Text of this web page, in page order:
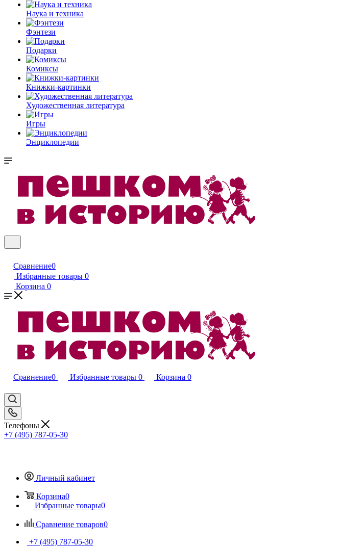
Наука и техника
Фэнтези
Подарки
Комиксы
Книжки-картинки
Художественная литература
Игры
Энциклопедии
Сравнение0
Избранные товары 0
Корзина 0
Сравнение0 Избранные товары 0 Корзина 0
Телефоны
+7 (495) 787-05-30
Личный кабинет
Корзина0
Избранные товары0
Сравнение товаров0
+7 (495) 787-05-30